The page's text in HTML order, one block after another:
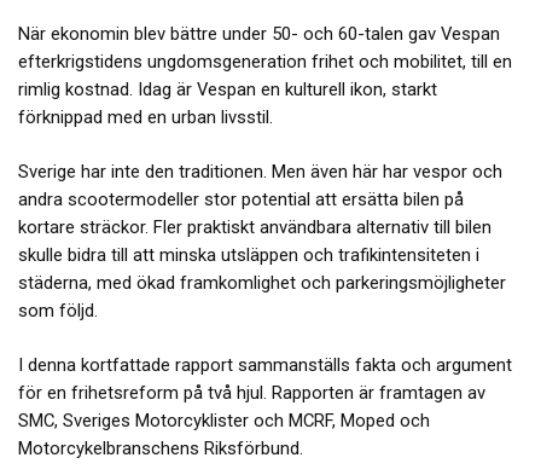
När ekonomin blev bättre under 50- och 60-talen gav Vespan
efterkrigstidens ungdomsgeneration frihet och mobilitet, till en
rimlig kostnad. Idag är Vespan en kulturell ikon, starkt
förknippad med en urban livsstil.
Sverige har inte den traditionen. Men även här har vespor och
andra scootermodeller stor potential att ersätta bilen på
kortare sträckor. Fler praktiskt användbara alternativ till bilen
skulle bidra till att minska utsläppen och trafikintensiteten i
städerna, med ökad framkomlighet och parkeringsmöjligheter
som följd.
I denna kortfattade rapport sammanställs fakta och argument
för en frihetsreform på två hjul. Rapporten är framtagen av
SMC, Sveriges Motorcyklister och MCRF, Moped och
Motorcykelbranschens Riksförbund.